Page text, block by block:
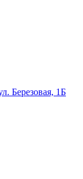
Березовая, 1Б